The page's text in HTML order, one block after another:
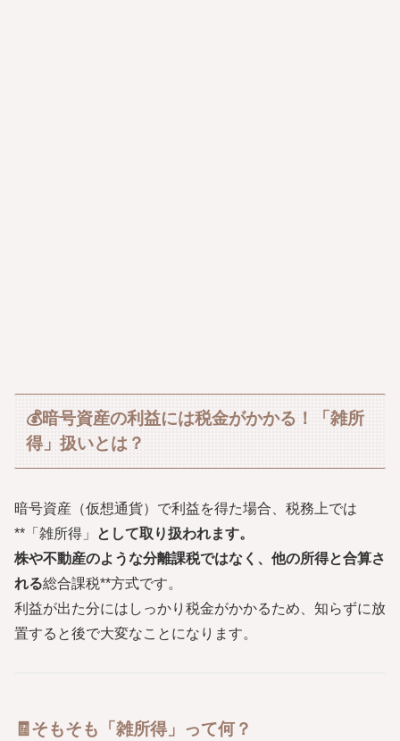
💰暗号資産の利益には税金がかかる！「雑所
得」扱いとは？
暗号資産（仮想通貨）で利益を得た場合、税務上では
**「雑所得」
として取り扱われます。
株や不動産のような分離課税ではなく、他の所得と合算さ
れる総合課税**方式です。
利益が出た分にはしっかり税金がかかるため、知らずに放
置すると後で大変なことになります。
🧾そもそも「雑所得」って何？